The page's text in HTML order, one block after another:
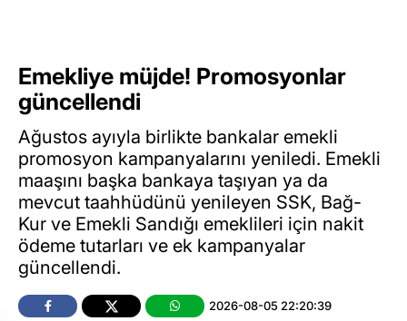
Emekliye müjde! Promosyonlar
güncellendi
Ağustos ayıyla birlikte bankalar emekli
promosyon kampanyalarını yeniledi. Emekli
maaşını başka bankaya taşıyan ya da
mevcut taahhüdünü yenileyen SSK, Bağ-
Kur ve Emekli Sandığı emeklileri için nakit
ödeme tutarları ve ek kampanyalar
güncellendi.
2026-08-05 22:20:39